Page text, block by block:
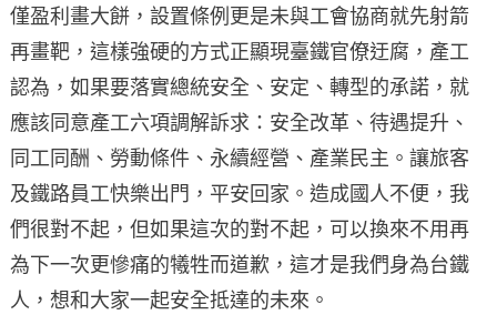
僅盈利畫大餅，設置條例更是未與工會協商就先射箭
再畫靶，這樣強硬的方式正顯現臺鐵官僚迂腐，產工
認為，如果要落實總統安全、安定、轉型的承諾，就
應該同意產工六項調解訴求：安全改革、待遇提升、
同工同酬、勞動條件、永續經營、產業民主。讓旅客
及鐵路員工快樂出門，平安回家。造成國人不便，我
們很對不起，但如果這次的對不起，可以換來不用再
為下一次更慘痛的犧牲而道歉，這才是我們身為台鐵
人，想和大家一起安全抵達的未來。